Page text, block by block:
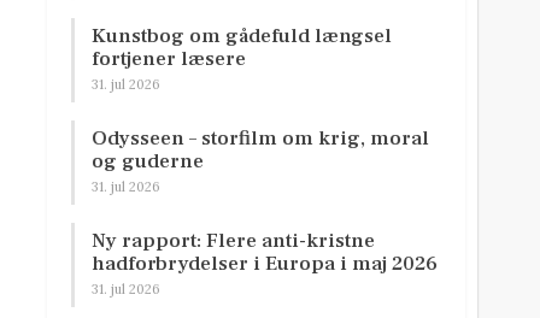
Kunstbog om gådefuld længsel
fortjener læsere
31. jul 2026
Odysseen – storfilm om krig, moral
og guderne
31. jul 2026
Ny rapport: Flere anti-kristne
hadforbrydelser i Europa i maj 2026
31. jul 2026